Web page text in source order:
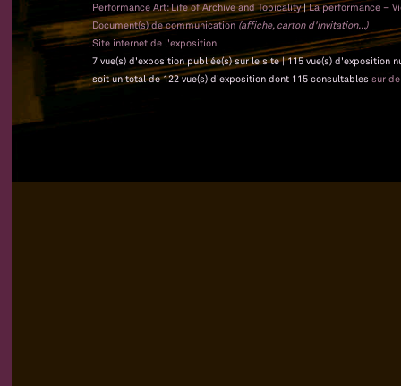
Performance Art: Life of Archive and Topicality|La performance –
Document(s) de communication (affiche, carton d'invitation...)
Site internet de l'exposition
7 vue(s) d'exposition publiée(s) sur le site | 115 vue(s) d'exposition
soit un total de 122 vue(s) d'exposition dont 115 consultables sur